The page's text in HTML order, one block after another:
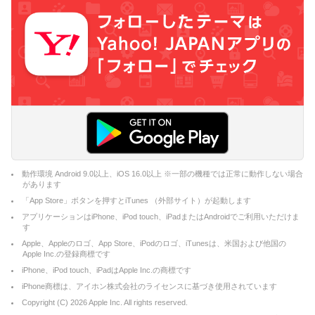
動作環境 Android 9.0以上、iOS 16.0以上 ※一部の機種では正常に動作しない場合
があります
「App Store」ボタンを押すとiTunes （外部サイト）が起動します
アプリケーションはiPhone、iPod touch、iPadまたはAndroidでご利用いただけま
す
Apple、Appleのロゴ、App Store、iPodのロゴ、iTunesは、米国および他国の
Apple Inc.の登録商標です
iPhone、iPod touch、iPadはApple Inc.の商標です
iPhone商標は、アイホン株式会社のライセンスに基づき使用されています
Copyright (C) 2026Apple Inc. All rights reserved.